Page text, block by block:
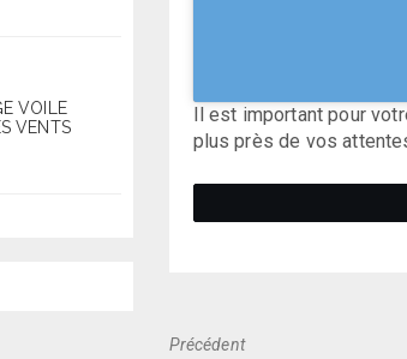
Il est important pour
plus près de vos
Précédent
VOILE
VENTS